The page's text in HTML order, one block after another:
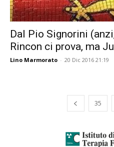
Dal Pio Signorini
Rincon ci prova, ma
Lino Marmorato - 20 Dic 2016 21:19
35